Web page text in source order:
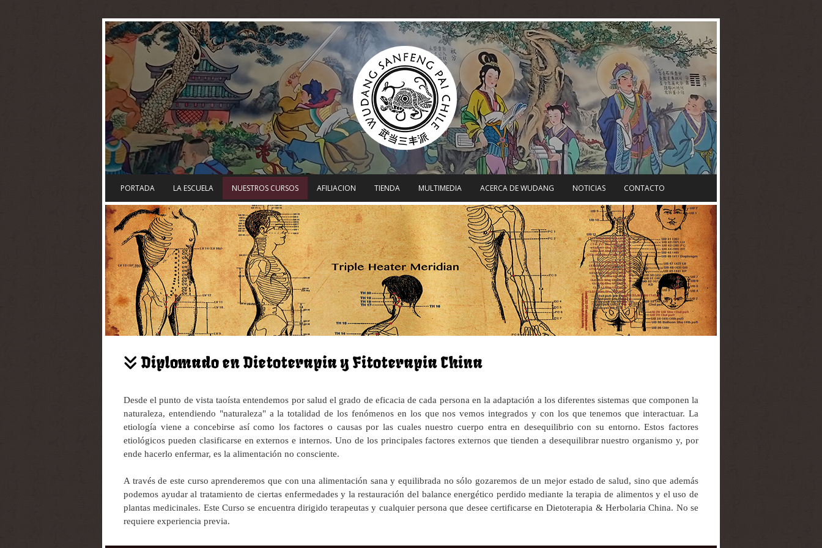
PORTADA LA ESCUELA NUESTROS CURSOS AFILIACION TIENDA MULTIMEDIA ACERCA DE WUDANG NOTICIAS CONTACTO
Diplomado en Dietoterapia y Fitoterapia China
Desde el punto de vista taoísta entendemos por salud el grado de eficacia de cada persona en la adaptación a los diferentes sistemas que componen la
naturaleza, entendiendo "naturaleza" a la totalidad de los fenómenos en los que nos vemos integrados y con los que tenemos que interactuar. La
etiología viene a concebirse así como los factores o causas por las cuales nuestro cuerpo entra en desequilibrio con su entorno. Estos factores
etiológicos pueden clasificarse en externos e internos. Uno de los principales factores externos que tienden a desequilibrar nuestro organismo y, por
ende hacerlo enfermar, es la alimentación​ no consciente.
A través de este curso aprenderemos que con una alimentación sana y equilibrada no sólo gozaremos de un mejor estado de salud, sino que además
podemos ayudar al tratamiento de ciertas enfermedades y la restauración del balance energético perdido mediante la terapia de alimentos y el uso de
plantas medicinales. Este Curso se encuentra dirigido terapeutas y cualquier persona que desee certificarse en Dietoterapia & Herbolaria China. No se
requiere experiencia previa.